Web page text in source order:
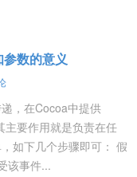
数的意义
，在Cocoa中提供
主要作用就是负责在任
如下几个步骤即可： 假
该事件...